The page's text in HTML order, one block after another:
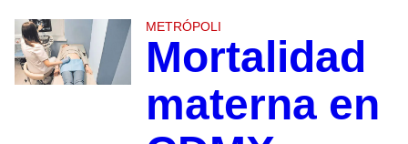
METRÓPOLI
Mortalidad
materna en